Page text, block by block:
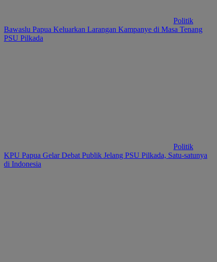
Politik
Bawaslu Papua Keluarkan Larangan Kampanye di Masa Tenang
PSU Pilkada
Politik
KPU Papua Gelar Debat Publik Jelang PSU Pilkada, Satu-satunya
di Indonesia